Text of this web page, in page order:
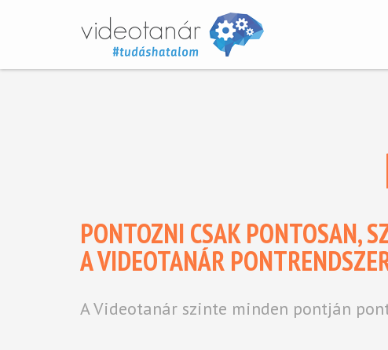
PONTOZNI CSAK PONTOSAN,
A VIDEOTANÁR
A Videotanár szinte minden pontján